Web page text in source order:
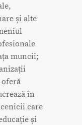
și alte
muncii;
oferă
în
care
și